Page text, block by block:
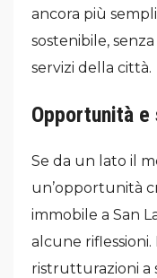
ancora più
sostenibile,
servizi della città.
Opportunità
Se da un lato il
un’opportunità
immobile a San
alcune
ristrutturazioni a